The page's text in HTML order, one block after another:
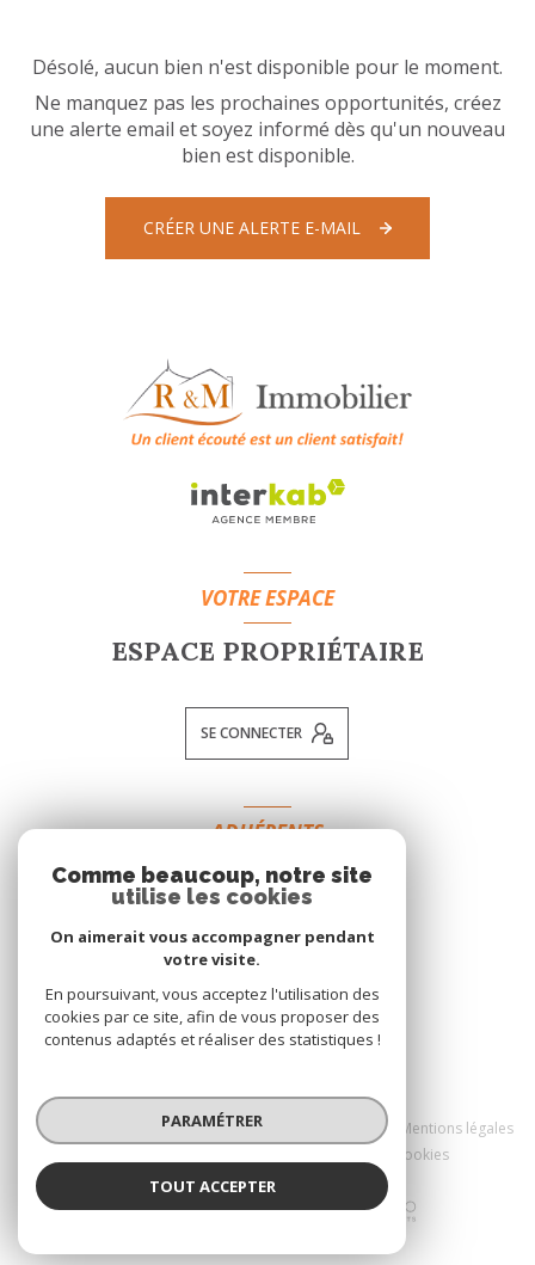
Désolé, aucun bien n'est disponible pour le moment.
Ne manquez pas les prochaines opportunités, créez
une alerte email et soyez informé dès qu'un nouveau
bien est disponible.
CRÉER UNE ALERTE E-MAIL
VOTRE ESPACE
ESPACE PROPRIÉTAIRE
SE CONNECTER
ADHÉRENTS
NOUS ADHÉRONS
Nos honoraires
Nos partenaires
Mentions légales
Cookies
Réalisé par :
Comme beaucoup, notre site
utilise les cookies
On aimerait vous accompagner pendant
votre visite.
En poursuivant, vous acceptez l'utilisation des
cookies par ce site, afin de vous proposer des
contenus adaptés et réaliser des statistiques !
PARAMÉTRER
TOUT ACCEPTER